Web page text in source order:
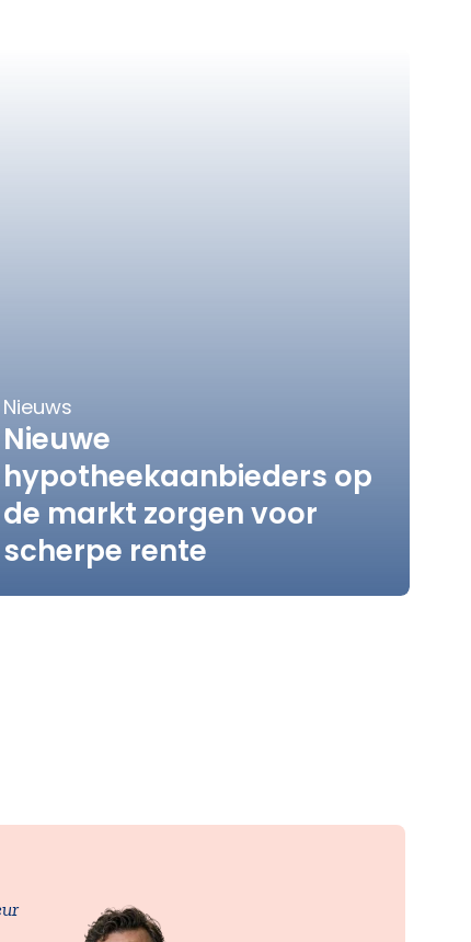
Nieuws
Nieuwe
hypotheekaanbieders op
de markt zorgen voor
scherpe rente